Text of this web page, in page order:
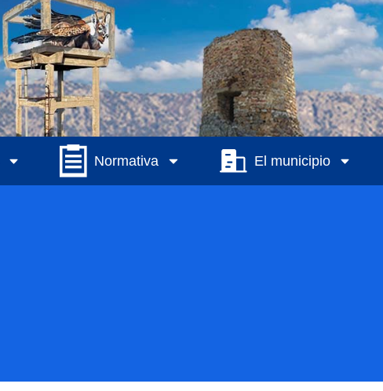
Normativa El municipio